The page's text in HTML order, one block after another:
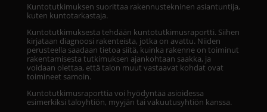
Kuntotutkimuksen suorittaa rakennustekninen asiantuntija,
kuten kuntotarkastaja.
Kuntotutkimuksesta tehdään kuntotutkimusraportti. Siihen
kirjataan diagnoosi rakenteista, jotka on avattu. Niiden
perusteella saadaan tietoa siitä, kuinka rakenne on toiminut
rakentamisesta tutkimuksen ajankohtaan saakka, ja
voidaan olettaa, että talon muut vastaavat kohdat ovat
toimineet samoin.
Kuntotutkimusraporttia voi hyödyntää asioidessa
esimerkiksi taloyhtiön, myyjän tai vakuutusyhtiön kanssa.